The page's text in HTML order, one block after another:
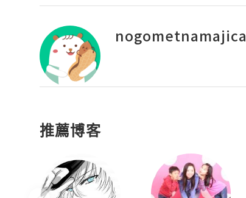
nogometnamajica
推薦博客